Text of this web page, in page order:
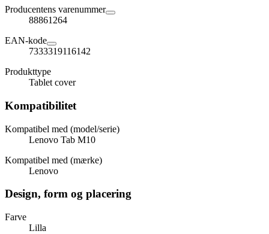
Producentens varenummer
88861264
EAN-kode
7333319116142
Produkttype
Tablet cover
Kompatibilitet
Kompatibel med (model/serie)
Lenovo Tab M10
Kompatibel med (mærke)
Lenovo
Design, form og placering
Farve
Lilla